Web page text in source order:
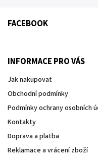
FACEBOOK
INFORMACE PRO VÁS
Jak nakupovat
Obchodní podmínky
Podmínky ochrany osobních
Kontakty
Doprava a platba
Reklamace a vrácení zboží